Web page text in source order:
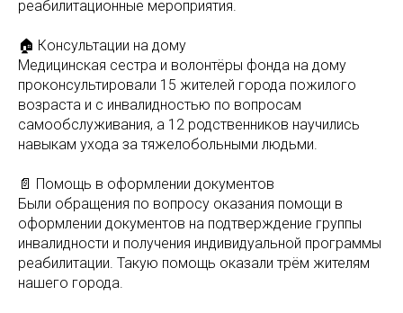
реабилитационные мероприятия.
🏠 Консультации на дому
Медицинская сестра и волонтёры фонда на дому
проконсультировали 15 жителей города пожилого
возраста и с инвалидностью по вопросам
самообслуживания, а 12 родственников научились
навыкам ухода за тяжелобольными людьми.
📄 Помощь в оформлении документов
Были обращения по вопросу оказания помощи в
оформлении документов на подтверждение группы
инвалидности и получения индивидуальной программы
реабилитации. Такую помощь оказали трём жителям
нашего города.